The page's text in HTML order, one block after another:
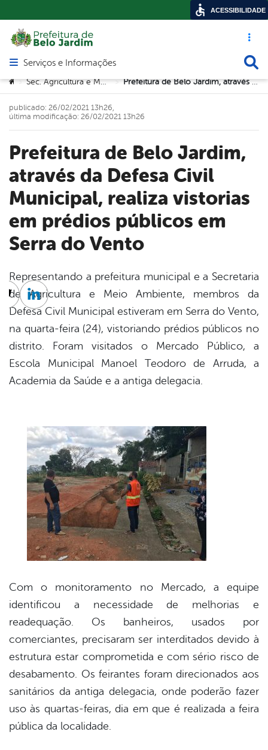
Acesso
Abrir menu principal de navegação
Serviços e Informações
Você está aqui:
> Sec. Agricultura e Meio Ambiente > Prefeitura de Belo Jardim, através da Defesa Civil Municipal, realiza vistorias em prédios públicos em Serra do Vento
Prefeitura de Belo Jardim,
através da Defesa Civil
Municipal, realiza vistorias
em prédios públicos em
Serra do Vento
publicado: 26/02/2021 13h26,
última modificação: 26/02/2021 13h26
Representando a prefeitura municipal e a Secretaria
de Agricultura e Meio Ambiente, membros da
Defesa Civil Municipal estiveram em Serra do Vento,
na quarta-feira (24), vistoriando prédios públicos no
distrito. Foram visitados o Mercado Público, a
Escola Municipal Manoel Teodoro de Arruda, a
Academia da Saúde e a antiga delegacia.
Com o monitoramento no Mercado, a equipe
identificou a necessidade de melhorias e
readequação. Os banheiros, usados por
comerciantes, precisaram ser interditados devido à
estrutura estar comprometida e com sério risco de
desabamento. Os feirantes foram direcionados aos
sanitários da antiga delegacia, onde poderão fazer
uso às quartas-feiras, dia em que é realizada a feira
pública da localidade.
Twitter
Linkedin
ACESSIBILIDADE